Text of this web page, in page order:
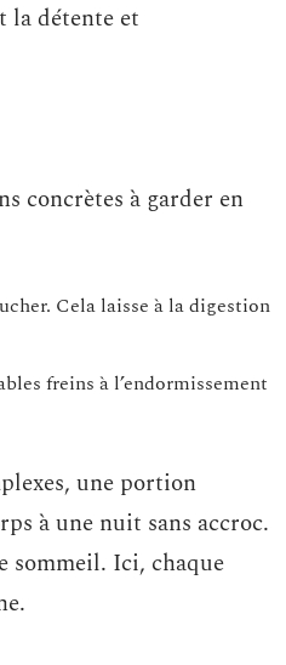
la détente et
concrètes à garder en
Cela laisse à la digestion
freins à l’endormissement
une portion
à une nuit sans accroc.
sommeil. Ici, chaque